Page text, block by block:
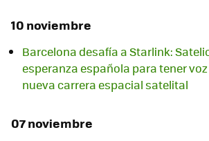
10 noviembre
Barcelona desafía a Starlink:
esperanza española para tener
nueva carrera espacial satelital
07 noviembre